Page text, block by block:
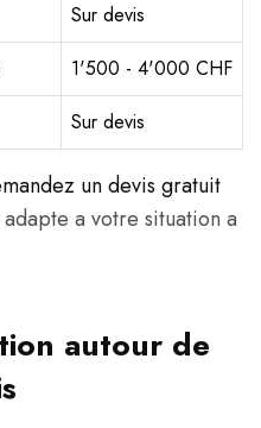
Sur devis
1'500 - 4'000 CHF
Sur devis
un devis gratuit
a votre situation a
autour de